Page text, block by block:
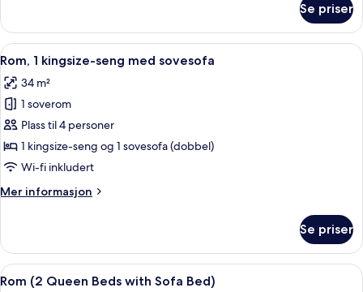
Bed,
Shower)
tilgjengelighetstilpasset
(2
Queen
with
Sofa
Bed,
Shower)
Se priser
Åpne
alle
bildene
av
Rom,
1
kingsize-
med
Safe på rommet, skrivebord og
5
Rom, 1 kingsize-seng med sovesofa
34 m²
1 soverom
Plass til 4 personer
1 kingsize-seng og 1 sovesofa (dobbel)
Wi-fi inkludert
Mer informasjon
Mer
1
kingsize-
seng
Se priser
Åpne
Safe på rommet, skrivebord og
6
Rom (2 Queen Beds with Sofa Bed)